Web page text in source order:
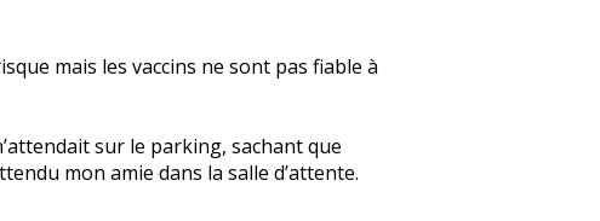
mais les vaccins ne sont pas fiable à
sur le parking, sachant que
mon amie dans la salle d’attente.